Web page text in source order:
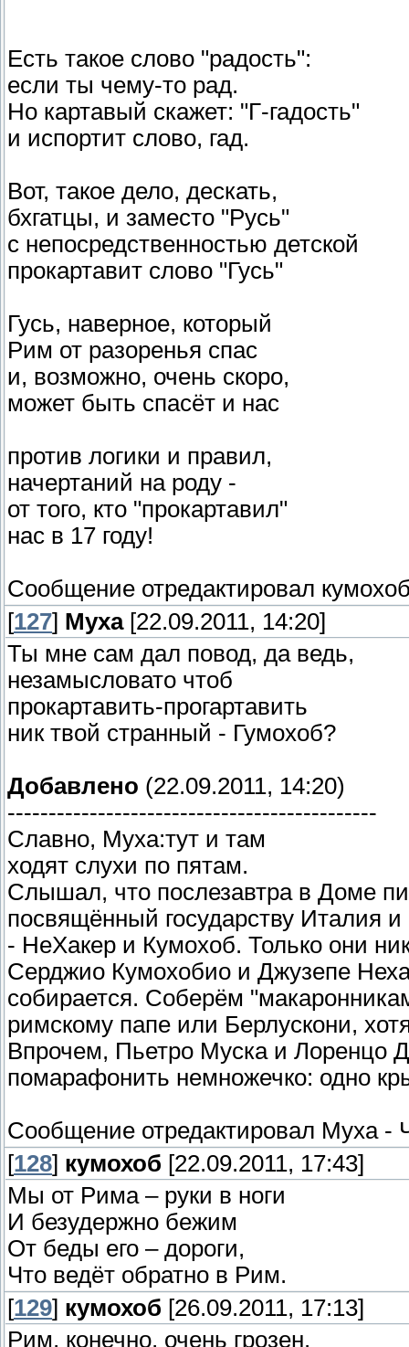
Есть такое слово "радость":
если ты чему-то рад.
Но картавый скажет: "Г-гадость"
и испортит слово, гад.
Вот, такое дело, дескать,
бхгатцы, и заместо "Русь"
с непосредственностью детской
прокартавит слово "Гусь"
Гусь, наверное, который
Рим от разоренья спас
и, возможно, очень скоро,
может быть спасёт и нас
против логики и правил,
начертаний на роду -
от того, кто "прокартавил"
нас в 17 году!
Сообщение отредактировал
[127] Муха[22.09.2011, 14:20]
Ты мне сам дал повод, да ведь,
незамысловато чтоб
прокартавить-прогартавить
ник твой странный - Гумохоб?
Добавлено (22.09.2011, 14:20)
---------------------------------------------
Славно, Муха:тут и там
ходят слухи по пятам.
Слышал, что послезавтра в Доме
посвящённый государству Италия
- НеХакер и Кумохоб. Только они
Серджио Кумохобио и Джузепе
собирается. Соберём
римскому папе или Берлускони,
Впрочем, Пьетро Муска и Лоренцо
помарафонить немножечко: одно
Сообщение отредактировал Муха-
[128] кумохоб [22.09.2011, 17:43]
Мы от Рима – руки в ноги
И безудержно бежим
От беды его – дороги,
Что ведёт обратно в Рим.
[129] кумохоб [26.09.2011, 17:13]
Рим, конечно, очень грозен.